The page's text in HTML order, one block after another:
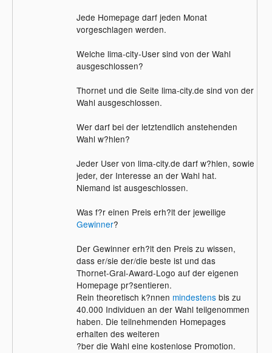
Jede Homepage darf jeden Monat
vorgeschlagen werden.
Welche lima-city-User sind von der Wahl
ausgeschlossen?
Thornet und die Seite lima-city.de sind von der
Wahl ausgeschlossen.
Wer darf bei der letztendlich anstehenden
Wahl w?hlen?
Jeder User von lima-city.de darf w?hlen, sowie
jeder, der Interesse an der Wahl hat.
Niemand ist ausgeschlossen.
Was f?r einen Preis erh?lt der jeweilige
Gewinner?
Der Gewinner erh?lt den Preis zu wissen,
dass er/sie der/die beste ist und das
Thornet-Gral-Award-Logo auf der eigenen
Homepage pr?sentieren.
Rein theoretisch k?nnen mindestensbis zu
40.000 Individuen an der Wahl teilgenommen
haben. Die teilnehmenden Homepages
erhalten des weiteren
?ber die Wahl eine kostenlose Promotion.